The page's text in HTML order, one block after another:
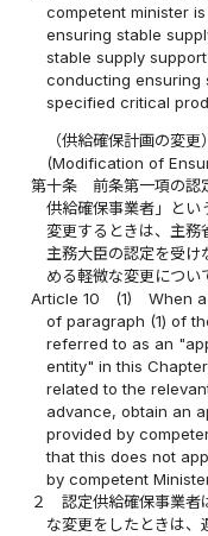
competent minister
ensuring stable
stable supply
conducting ensuring
specified critical
（供給確保計画の変更）
(Modification of
第十条
前条第一項の認
供給確保事業者」とい
変更するときは、主務
主務大臣の認定を受け
める軽微な変更につい
Article 10
(1)
When
of paragraph (1) of
referred to as an
entity" in this
related to the
advance, obtain an
provided by
that this does not
by competent
２
認定供給確保事業者
な変更をしたときは、